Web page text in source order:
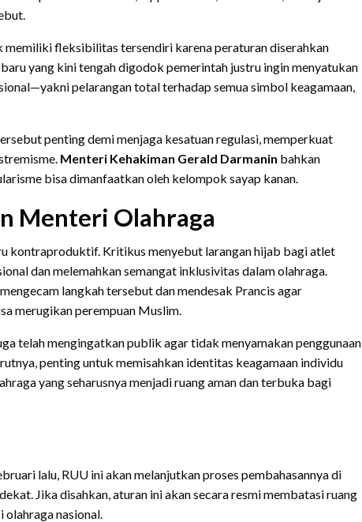
memiliki fleksibilitas tersendiri karena peraturan diserahkan
yang kini tengah digodok pemerintah justru ingin menyatukan
pelarangan total terhadap semua simbol keagamaan,
penting demi menjaga kesatuan regulasi, memperkuat
Menteri Kehakiman Gerald Darmanin bahkan
bisa dimanfaatkan oleh kelompok sayap kanan.
Menteri Olahraga
kontraproduktif. Kritikus menyebut larangan hijab bagi atlet
dan melemahkan semangat inklusivitas dalam olahraga.
mengecam langkah tersebut dan mendesak Prancis agar
merugikan perempuan Muslim.
telah mengingatkan publik agar tidak menyamakan penggunaan
penting untuk memisahkan identitas keagamaan individu
yang seharusnya menjadi ruang aman dan terbuka bagi
lalu, RUU ini akan melanjutkan proses pembahasannya di
Jika disahkan, aturan ini akan secara resmi membatasi ruang
nasional.